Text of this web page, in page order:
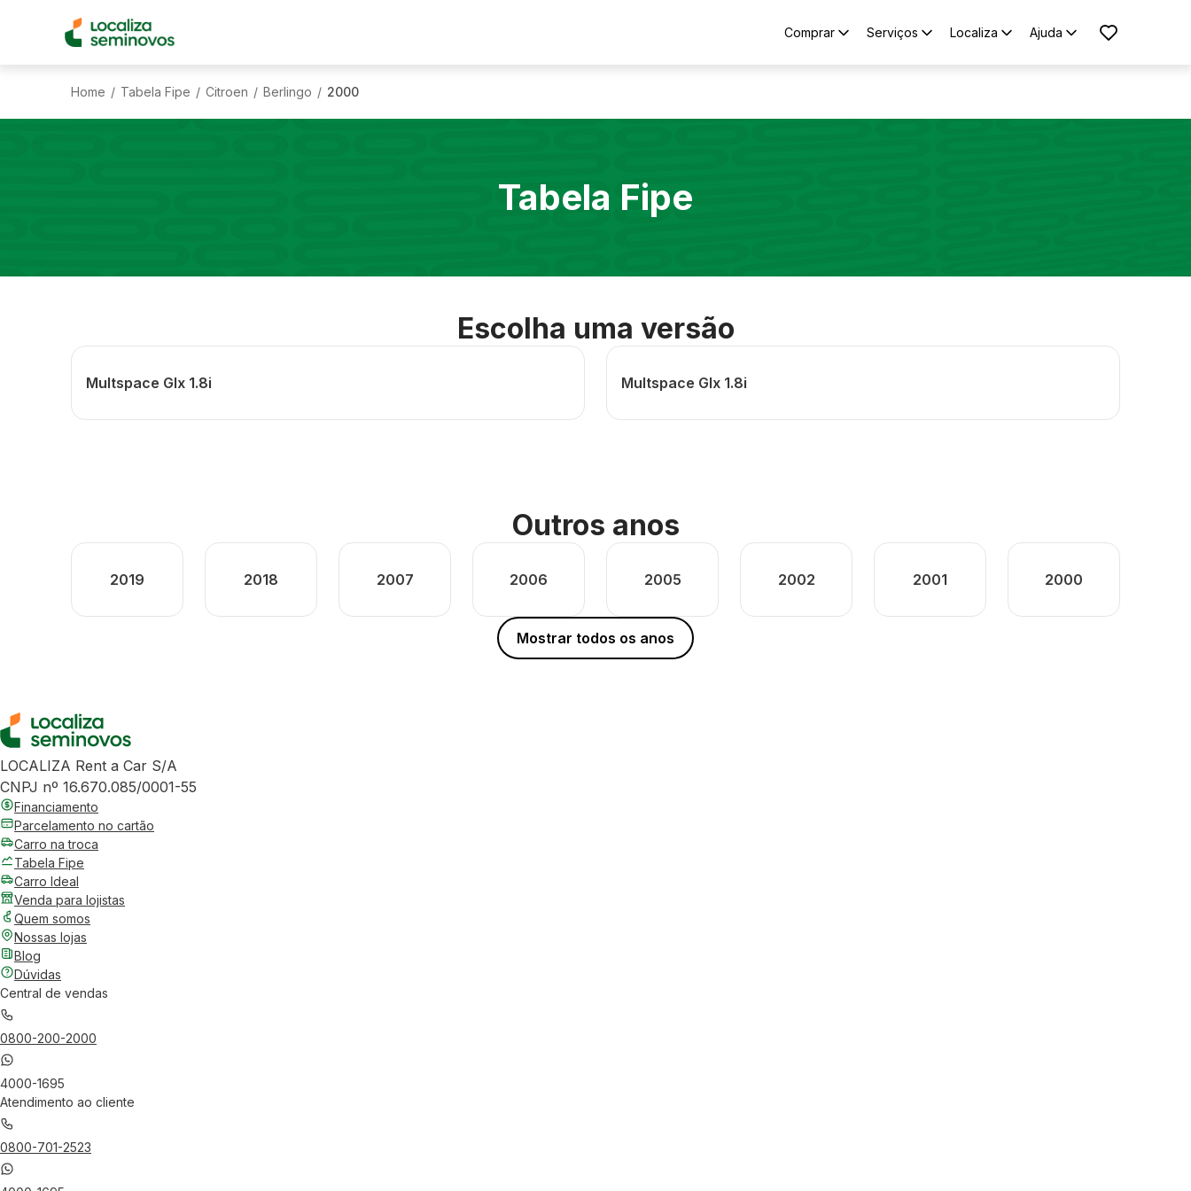
Comprar Serviços Localiza Ajuda
Home / Tabela Fipe / Citroen / Berlingo / 2000
Tabela Fipe
Escolha uma versão
Multspace Glx 1.8i Multspace Glx 1.8i
Outros anos
2019 2018 2007 2006 2005 2002 2001 2000
Mostrar todos os anos
LOCALIZA Rent a Car S/A
CNPJ nº 16.670.085/0001-55
Financiamento
Parcelamento no cartão
Carro na troca
Tabela Fipe
Carro Ideal
Venda para lojistas
Quem somos
Nossas lojas
Blog
Dúvidas
Central de vendas
0800-200-2000
4000-1695
Atendimento ao cliente
0800-701-2523